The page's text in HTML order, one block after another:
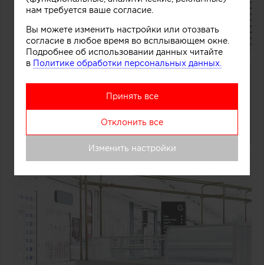
нам требуется ваше согласие.
Вы можете изменить настройки или отозвать
согласие в любое время во всплывающем окне.
Подробнее об использовании данных читайте
в Политике обработки персональных данных.
Принять все
Отклонить все
Изменить настройки